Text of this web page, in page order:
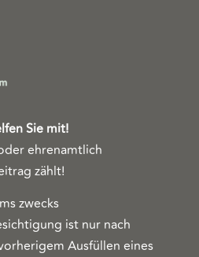
Sie mit!
ehrenamtlich
zählt!
zwecks
ist nur nach
Ausfüllen eines